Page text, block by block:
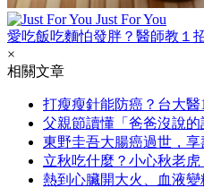
Just For You
愛吃飯吃麵怕發胖？醫師教１
×
相關文章
打瘦瘦針能防癌？台大
父親節讀懂「爸爸沒說
東野圭吾大腸癌過世，
立秋吃什麼？小心秋老
熱到心臟開大火、血液